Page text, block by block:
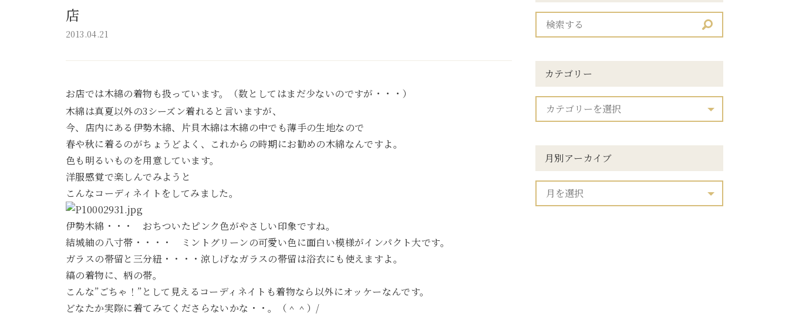
店
2013.04.21
お店では木綿の着物も扱っています。（数としてはまだ少ないのですが・・・）
木綿は真夏以外の3シーズン着れると言いますが、
今、店内にある伊勢木綿、片貝木綿は木綿の中でも薄手の生地なので
春や秋に着るのがちょうどよく、これからの時期にお勧めの木綿なんですよ。
色も明るいものを用意しています。
洋服感覚で楽しんでみようと
こんなコーディネイトをしてみました。
伊勢木綿・・・ おちついたピンク色がやさしい印象ですね。
結城紬の八寸帯・・・・ ミントグリーンの可愛い色に面白い模様がインパクト大です。
ガラスの帯留と三分紐・・・・涼しげなガラスの帯留は浴衣にも使えますよ。
縞の着物に、柄の帯。
こんな”ごちゃ！”として見えるコーディネイトも着物なら以外にオッケーなんです。
どなたか実際に着てみてくださらないかな・・。（＾＾）/
カテゴリー
月別アーカイブ